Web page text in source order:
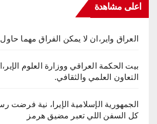
اعلى مشاهدة
العراق واير،ان لا يمكن الفراق مهما حاول
بيت الحكمة العراقي ووزارة العلوم
التعاون العلمي والثقافي.
كل السفن اللي تعبر مضيق هرمز